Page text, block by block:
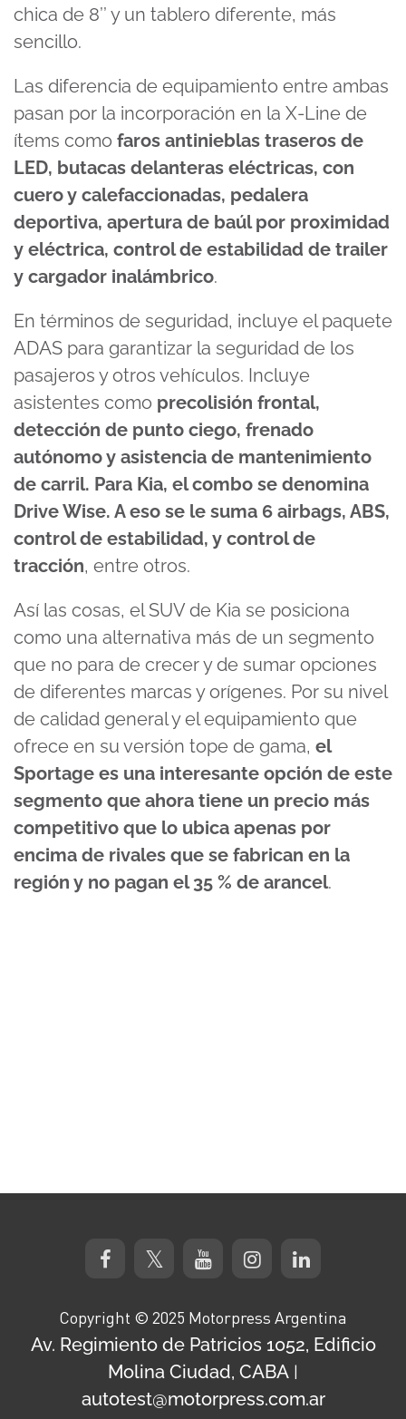
chica de 8’’ y un tablero diferente, más
sencillo.
Las diferencia de equipamiento entre ambas
pasan por la incorporación en la X-Line de
ítems como faros antinieblas traseros de
LED, butacas delanteras eléctricas, con
cuero y calefaccionadas, pedalera
deportiva, apertura de baúl por proximidad
y eléctrica, control de estabilidad de trailer
y cargador inalámbrico.
En términos de seguridad, incluye el paquete
ADAS para garantizar la seguridad de los
pasajeros y otros vehículos. Incluye
asistentes como precolisión frontal,
detección de punto ciego, frenado
autónomo y asistencia de mantenimiento
de carril. Para Kia, el combo se denomina
Drive Wise. A eso se le suma 6 airbags, ABS,
control de estabilidad, y control de
tracción, entre otros.
Así las cosas, el SUV de Kia se posiciona
como una alternativa más de un segmento
que no para de crecer y de sumar opciones
de diferentes marcas y orígenes. Por su nivel
de calidad general y el equipamiento que
ofrece en su versión tope de gama, el
Sportage es una interesante opción de este
segmento que ahora tiene un precio más
competitivo que lo ubica apenas por
encima de rivales que se fabrican en la
región y no pagan el 35 % de arancel.
Copyright © 2025 Motorpress Argentina
Av. Regimiento de Patricios 1052, Edificio
Molina Ciudad, CABA |
autotest@motorpress.com.ar